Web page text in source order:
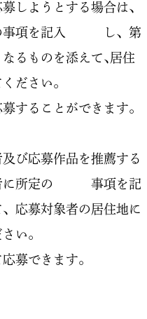
しようとする場合は､
の事項を記入 し、第
るものを添えて､居住
ださい。
することができます。
び応募作品を推薦する
者に所定の 事項を記
応募対象者の居住地に
い。
募できます。